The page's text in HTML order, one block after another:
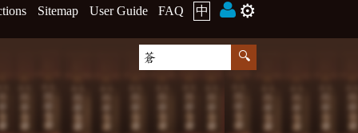
Sitemap User Guide FAQ 中 ⚙️